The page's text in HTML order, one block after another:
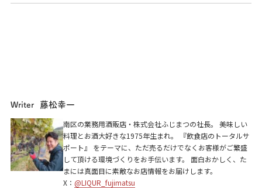
京都市北区小山北上総町8-101
Writer 藤松幸一
南区の業務用酒販店・株式会社ふじまつの社長。 美味しい
料理とお酒大好きな1975年生まれ。 『飲食店のトータルサ
ポート』 をテーマに、ただ売るだけでなくお客様がご繁盛
して頂ける環境づくりをお手伝います。 面白おかしく、た
まには真面目に素敵なお店情報をお届けします。
X： @LIQUR_fujimatsu